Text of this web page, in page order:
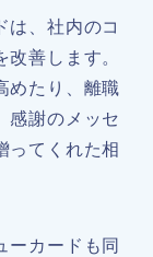
は、社内のコ
善します。
めたり、離職
感謝のメッセ
ってくれた相
ーカードも同